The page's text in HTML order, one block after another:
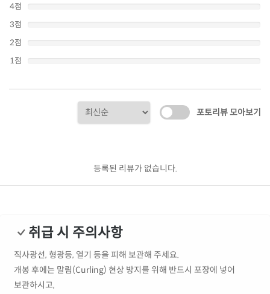
4점
3점
2점
1점
포토리뷰 모아보기
등록된 리뷰가 없습니다.
취급 시 주의사항
직사광선, 형광등, 열기 등을 피해 보관해 주세요.
개봉 후에는 말림(Curling) 현상 방지를 위해 반드시 포장에 넣어
보관하시고,